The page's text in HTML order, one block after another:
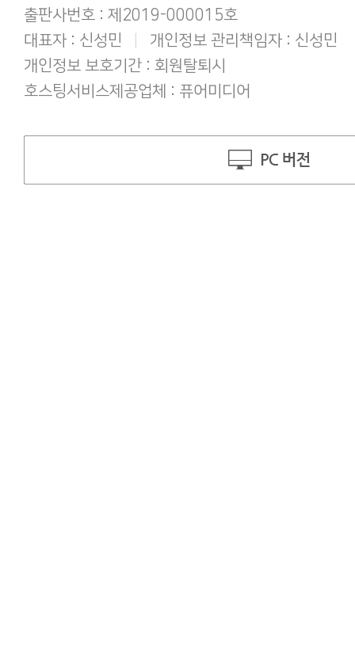
출판사번호 : 제2019-000015호
대표자 : 신성민
개인정보 관리책임자 : 신성민
개인정보 보호기간 : 회원탈퇴시
호스팅서비스제공업체 : 퓨어미디어